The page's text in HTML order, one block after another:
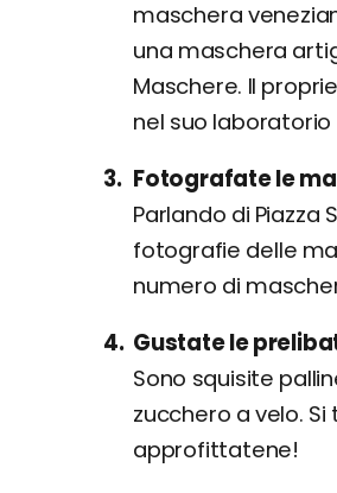
maschera
una maschera
Maschere. Il
nel suo
Fotografate le
Parlando di
fotografie delle
numero di
Gustate le
Sono squisite
zucchero a velo.
approfittatene!